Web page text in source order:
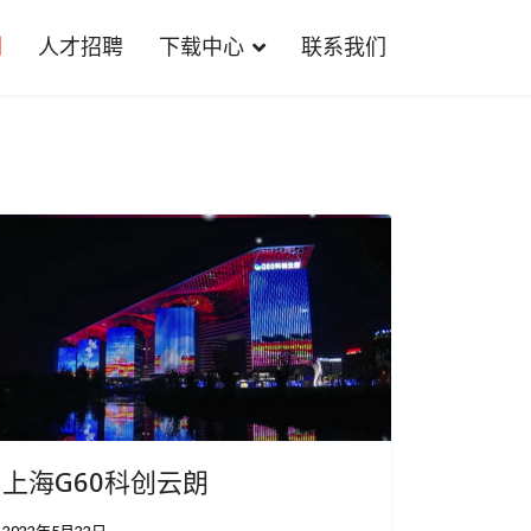
人才招聘 下载中心 联系我们
上海G60科创云朗